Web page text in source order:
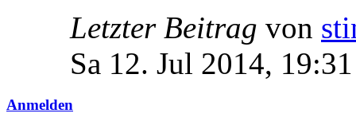
Letzter Beitrag von
Sa 12. Jul 2014, 19:31
Anmelden